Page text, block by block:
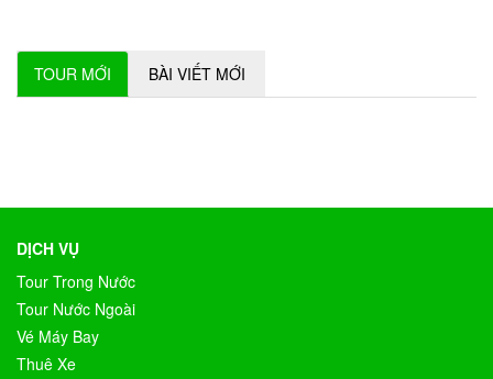
TOUR MỚI BÀI VIẾT MỚI
DỊCH VỤ
Tour Trong Nước
Tour Nước Ngoài
Vé Máy Bay
Thuê Xe